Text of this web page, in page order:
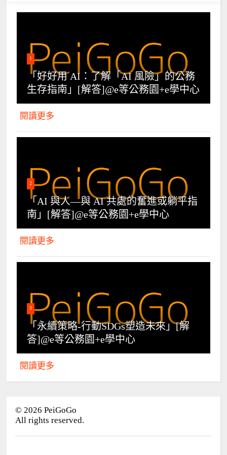
1
「好好用 AI：了解「AI 風險」的公務
生存指南」[解答]@e等公務園+e學中心
閱讀更多
2
「AI 與人—與 AI 共處的奮進或躺平指
南」[解答]@e等公務園+e學中心
閱讀更多
3
「永續策略-行動SDGs塑造未來」[解
答]@e等公務園+e學中心
閱讀更多
© 2026 PeiGoGo
All rights reserved.